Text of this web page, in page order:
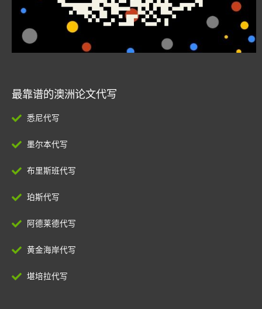
最靠谱的澳洲论文代写
悉尼代写
墨尔本代写
布里斯班代写
珀斯代写
阿德莱德代写
黄金海岸代写
堪培拉代写